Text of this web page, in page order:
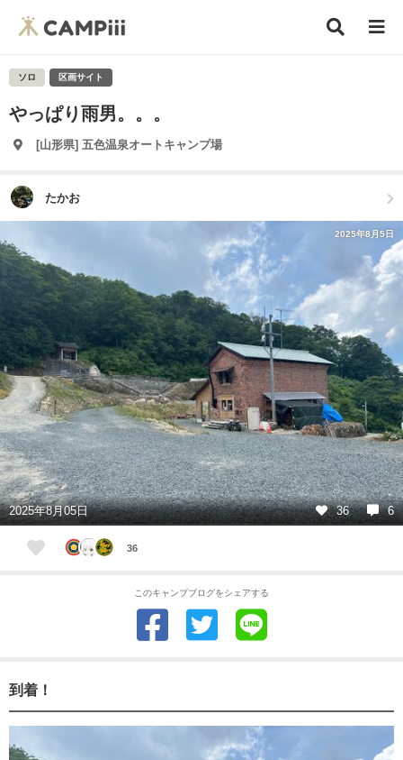
ソロ 区画サイト
やっぱり雨男。。。
[山形県] 五色温泉オートキャンプ場
たかお
2025年8月5日
2025年8月05日 36 6
36
このキャンプブログをシェアする
到着！